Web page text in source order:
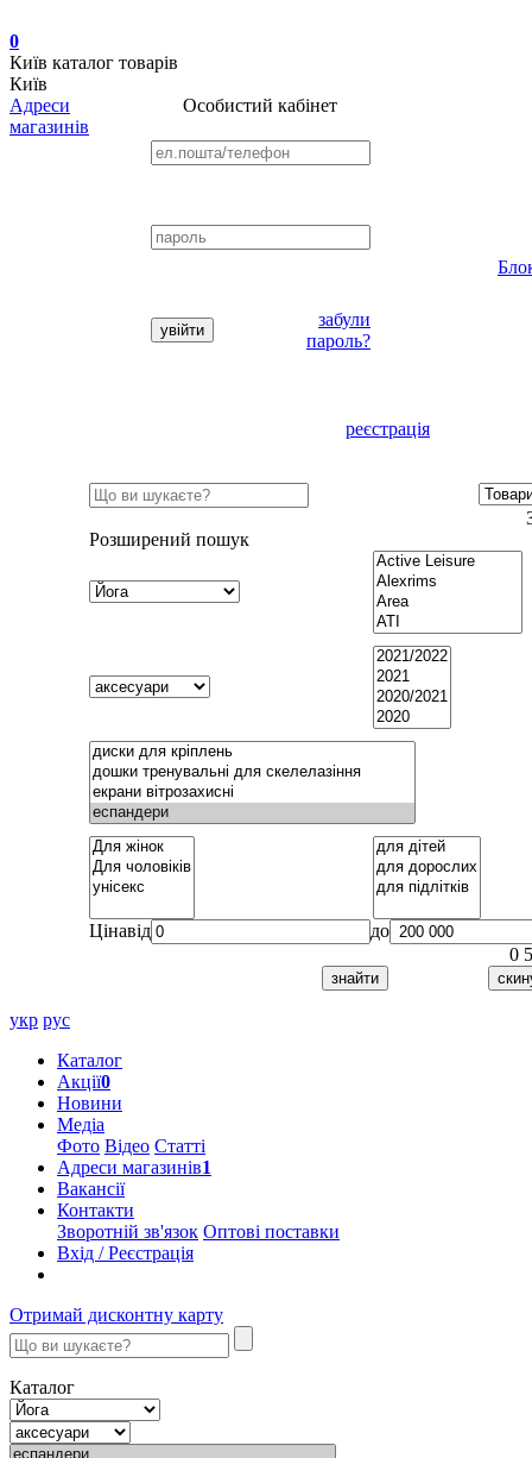
0
Київ каталог товарів
Київ
Адреси
магазинів
Особистий кабінет
забули
пароль?
реєстрація
Розширений пошук
Цінавід
до
0
укр рус
Каталог
Акції0
Новини
Медіа
Фото Відео Статті
Адреси магазинів1
Вакансії
Контакти
Зворотній зв'язок Оптові поставки
Вхід / Реєстрація
Отримай дисконтну карту
Каталог